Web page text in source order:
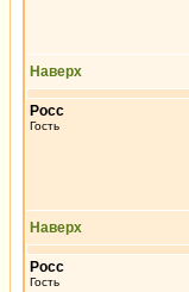
Наверх
Росс
Гость
Наверх
Росс
Гость